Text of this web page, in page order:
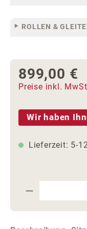
ROLLEN &
Regulärer Preis:
899,00 €
Preise inkl.
Wir haben
Lieferzeit: 5-
Produkt